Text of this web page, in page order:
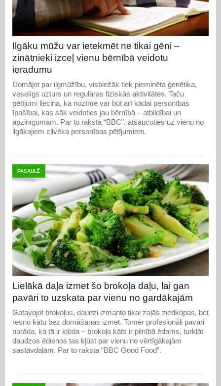
Ilgāku mūžu var ietekmēt ne tikai gēni –
zinātnieki izceļ vienu bērnībā veidotu
ieradumu
Domājot par ilgmūžību, visbiežāk tiek pieminēta ģenētika,
veselīgs uzturs un regulāras fiziskās aktivitātes. Taču
pētījumi liecina, ka nozīme var būt arī kādai personības
īpašībai, kas sāk veidoties jau bērnībā – atbildībai un
apzinīgumam. Par to raksta “BBC”, atsaucoties uz vienu no
ilgākajiem cilvēka personības pētījumiem.
PASAULĒ
Lielākā daļa izmet šo brokoļa daļu, lai gan
pavāri to uzskata par vienu no gardākajām
Gatavojot brokoļus, daudzi izmanto tikai zaļās ziedkopas, bet
resno kātu bez domāšanas izmet. Tomēr profesionāli pavāri
norāda, ka tā ir kļūda – brokoļa kāts ir pilnībā ēdams, turklāt
daudzos ēdienos tas kļūst par vienu no vērtīgākajām
sastāvdaļām. Par to raksta “BBC Good Food”.